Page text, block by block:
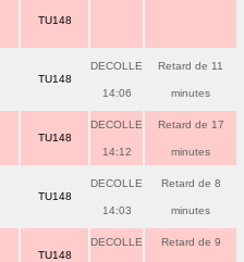
TU148
TU148
DECOLLE
14:06
Retard de 11
minutes
TU148
DECOLLE
14:12
Retard de 17
minutes
TU148
DECOLLE
14:03
Retard de 8
minutes
TU148
DECOLLE Retard de 9